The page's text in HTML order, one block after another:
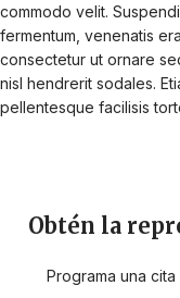
commodo velit.
fermentum, venenatis
consectetur ut ornare
nisl hendrerit sodales.
pellentesque facilisis
Obtén la
Programa una cita